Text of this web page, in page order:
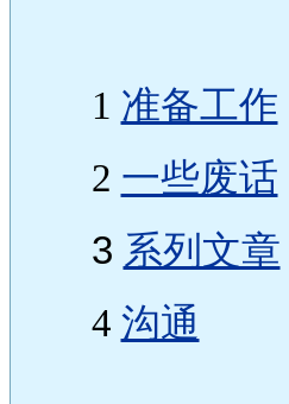
1 准备工作
2 一些废话
3 系列文章
4 沟通